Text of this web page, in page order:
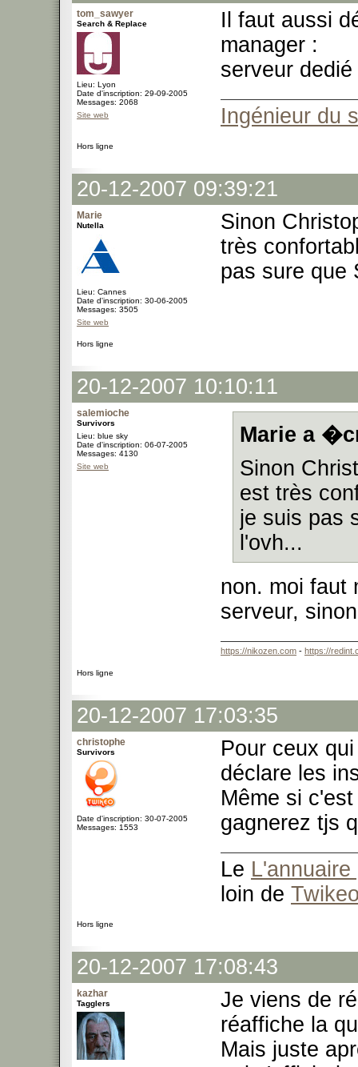
tom_sawyer
Search & Replace
Lieu: Lyon
Date d'inscription: 29-09-2005
Messages: 2068
Site web
Il faut aussi
manager :
serveur
Ingénieur du
Hors ligne
20-12-2007 09:39:21
Marie
Nutella
Lieu: Cannes
Date d'inscription: 30-06-2005
Messages: 3505
Site web
Sinon
très
pas sure que
Hors ligne
20-12-2007 10:10:11
salemioche
Survivors
Lieu: blue sky
Date d'inscription: 06-07-2005
Messages: 4130
Site web
Marie a
Sinon
est très
je suis pas
l'ovh...
non. moi faut
serveur,
https://nikozen.com - https://
Hors ligne
20-12-2007 17:03:35
christophe
Survivors
Date d'inscription: 30-07-2005
Messages: 1553
Pour ceux
déclare les
Même si
gagnerez tjs
Le L'annuaire
loin de
Hors ligne
20-12-2007 17:08:43
kazhar
Tagglers
Je viens de
réaffiche la
Mais juste